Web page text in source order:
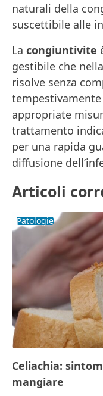
naturali della
suscettibile alle
La congiuntivite
gestibile che
risolve senza
appropriate
trattamento
per una rapida
diffusione
Articoli
Celiachia:
mangiare
Patologie